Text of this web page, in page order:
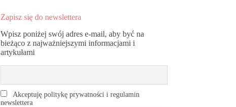
Zapisz się do newslettera
Wpisz poniżej swój adres e-mail, aby być na
bieżąco z najważniejszymi informacjami i
artykułami
Akceptuję politykę prywatności i regulamin
newslettera